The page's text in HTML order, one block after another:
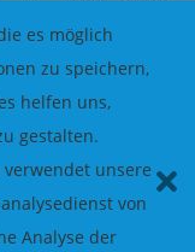
es möglich
zu speichern,
helfen uns,
gestalten.
verwendet unsere
von
Analyse der